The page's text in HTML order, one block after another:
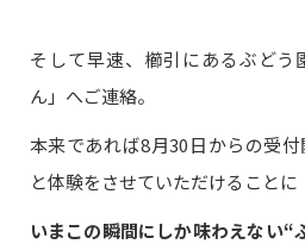
そして早速、櫛引にあるぶどう
ん」へご連絡。
本来であれば8月30日からの受
と体験をさせていただけることに
いまこの瞬間にしか味わえない“